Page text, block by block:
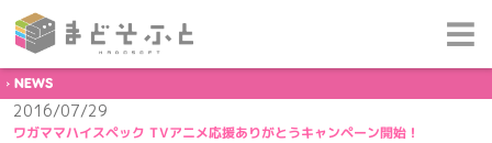
NEWS
2016/07/29
ワガママハイスペック TVアニメ応援ありがとうキャンペーン開始！